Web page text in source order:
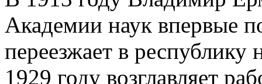
Академии наук впервые
переезжает в республику
1929 году возглавляет